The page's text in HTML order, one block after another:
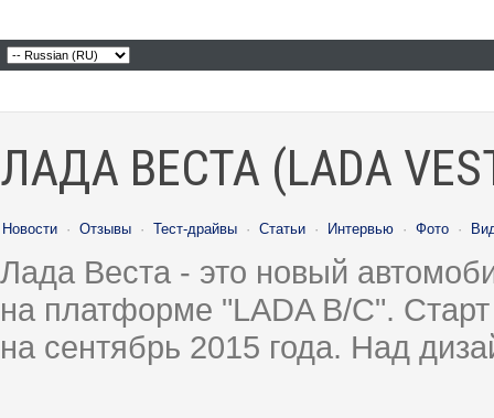
ЛАДА ВЕСТА (LADA
Новости · Отзывы · Тест-драйвы · Статьи · Интервью · Фото ·
Лада Веста - это новый
на платформе "LADA B/C".
на сентябрь 2015 года. Над